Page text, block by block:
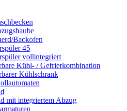
Backofen
45
vollintegriert
Kühl- / Gefrierkombination
Kühlschrank
mit integriertem Abzug